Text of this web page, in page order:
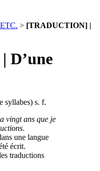
> [TRADUCTION] |
D’une
syllabes) s. f.
vingt ans que je
.
une langue
écrit.
traductions